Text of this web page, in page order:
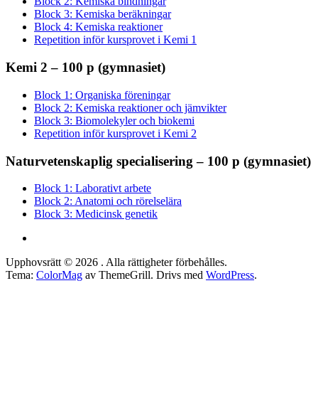
Block 3: Kemiska beräkningar
Block 4: Kemiska reaktioner
Repetition inför kursprovet i Kemi 1
Kemi 2 – 100 p (gymnasiet)
Block 1: Organiska föreningar
Block 2: Kemiska reaktioner och jämvikter
Block 3: Biomolekyler och biokemi
Repetition inför kursprovet i Kemi 2
Naturvetenskaplig specialisering – 100 p (gymnasiet)
Block 1: Laborativt arbete
Block 2: Anatomi och rörelselära
Block 3: Medicinsk genetik
Upphovsrätt © 2026 . Alla rättigheter förbehålles.
Tema: ColorMag av ThemeGrill. Drivs med WordPress.